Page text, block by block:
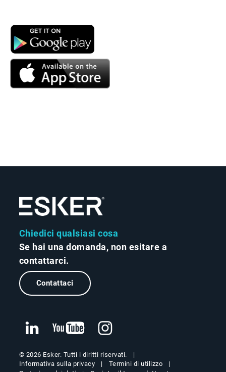
Chiedici qualsiasi cosa
Se hai una domanda, non esitare a
contattarci.
Contattaci
© 2026 Esker. Tutti i diritti riservati.
Informativa sulla privacy
Termini di utilizzo